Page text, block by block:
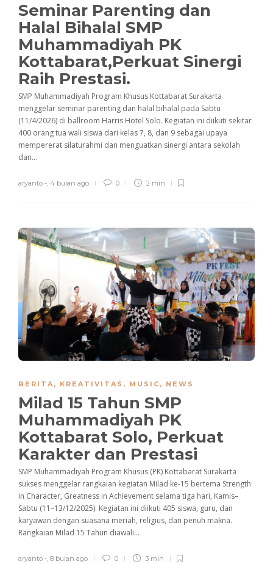
Seminar Parenting dan
Halal Bihalal SMP
Muhammadiyah PK
Kottabarat,Perkuat Sinergi
Raih Prestasi.
SMP Muhammadiyah Program Khusus Kottabarat Surakarta
menggelar seminar parenting dan halal bihalal pada Sabtu
(11/4/2026) di ballroom Harris Hotel Solo. Kegiatan ini diikuti sekitar
400 orang tua wali siswa dari kelas 7, 8, dan 9 sebagai upaya
mempererat silaturahmi dan menguatkan sinergi antara sekolah
dan...
aryanto -, 4 bulan ago 0 2 min
BERITA, KREATIVITAS , MUSIC , NEWS
Milad 15 Tahun SMP
Muhammadiyah PK
Kottabarat Solo, Perkuat
Karakter dan Prestasi
SMP Muhammadiyah Program Khusus (PK) Kottabarat Surakarta
sukses menggelar rangkaian kegiatan Milad ke-15 bertema Strength
in Character, Greatness in Achievement selama tiga hari, Kamis–
Sabtu (11–13/12/2025). Kegiatan ini diikuti 405 siswa, guru, dan
karyawan dengan suasana meriah, religius, dan penuh makna.
Rangkaian Milad 15 Tahun diawali...
aryanto -, 8 bulan ago 0 3 min